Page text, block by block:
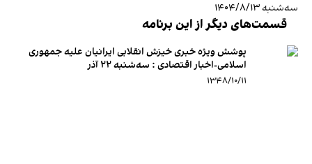
سه‌شنبه ۱۴۰۴/۸/۱۳
قسمت‌های دیگر از این برنامه
پوشش ویژه خبری خیزش انقلابی ایرانیان علیه جمهوری
اسلامی-اخبار اقتصادی : سه‌شنبه ۲۲ آذر
۱۳۴۸/۱۰/۱۱